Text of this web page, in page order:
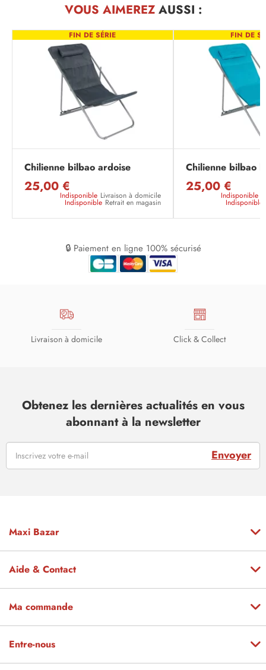
VOUS AIMEREZAUSSI :
FIN DE SÉRIE
Chilienne bilbao ardoise
25,00 €
Indisponible Livraison à domicile
Indisponible Retrait en magasin
FIN DE
Chilienne bilbao
25,00 €
Indisponible
Indisponible
🔒 Paiement en ligne 100% sécurisé
Livraison à domicile Click & Collect
Obtenez les dernières actualités en vous
abonnant à la newsletter
Envoyer
Maxi Bazar
Aide & Contact
Ma commande
Entre-nous